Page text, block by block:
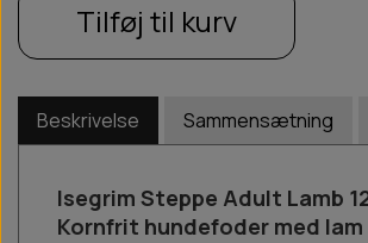
Tilføj til kurv
Beskrivelse Sammensætning
Isegrim Steppe Adult Lamb
Kornfrit hundefoder med lam